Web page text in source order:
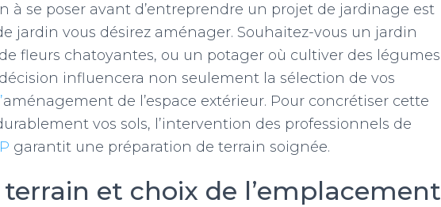
à se poser avant d’entreprendre un projet de jardinage est
jardin vous désirez aménager. Souhaitez-vous un jardin
fleurs chatoyantes, ou un potager où cultiver des légumes
influencera non seulement la sélection de vos
l’aménagement de l’espace extérieur. Pour concrétiser cette
vos sols, l’intervention des professionnels de
garantit une préparation de terrain soignée.
et choix de l’emplacement